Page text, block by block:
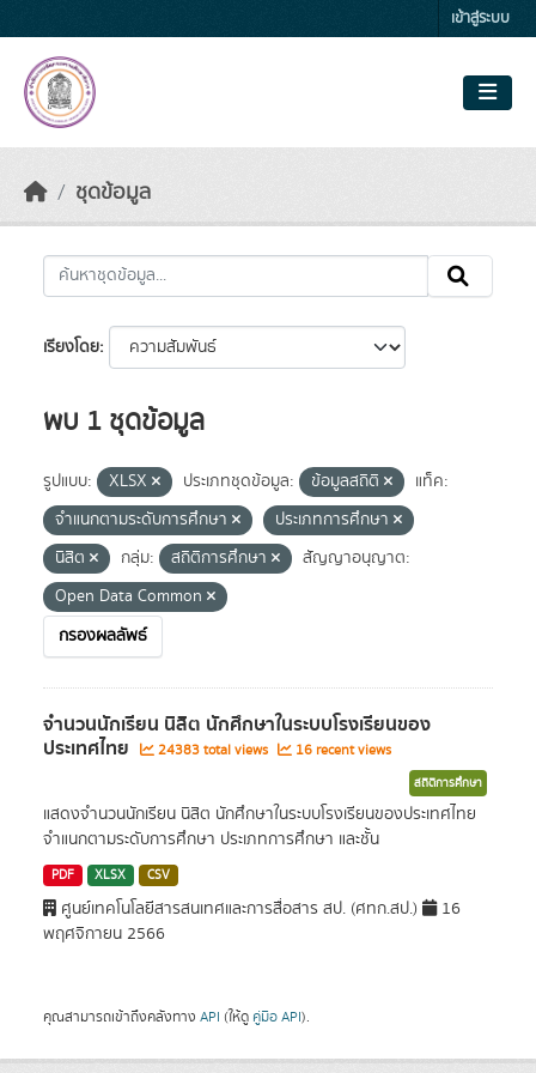
เข้าสู่ระบบ
ชุดข้อมูล
เรียงโดย
พบ 1 ชุดข้อมูล
รูปแบบ: XLSX ประเภทชุดข้อมูล: ข้อมูลสถิติ
แท็ค:
จำแนกตามระดับการศึกษา
ประเภทการศึกษา
นิสิต
กลุ่ม: สถิติการศึกษา
สัญญาอนุญาต:
Open Data Common
กรองผลลัพธ์
จำนวนนักเรียน นิสิต นักศึกษาในระบบโรงเรียนของ
ประเทศไทย 24383 total views 16 recent views
สถิติการศึกษา
แสดงจำนวนนักเรียน นิสิต นักศึกษาในระบบโรงเรียนของประเทศไทย
จำแนกตามระดับการศึกษา ประเภทการศึกษา และชั้น
PDF XLSX CSV
ศูนย์เทคโนโลยีสารสนเทศและการสื่อสาร สป. (ศทก.สป.)
16
พฤศจิกายน 2566
คุณสามารถเข้าถึงคลังทาง API (ให้ดู คู่มือ API).